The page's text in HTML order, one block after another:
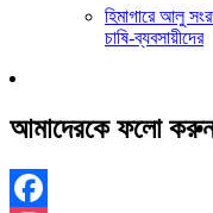
হিমাগারে আলু
চাষি-ব্যবসায়ীদের
আমাদেরকে ফলো